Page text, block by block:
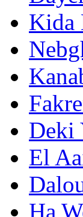
Kida
Deki
El
Ha